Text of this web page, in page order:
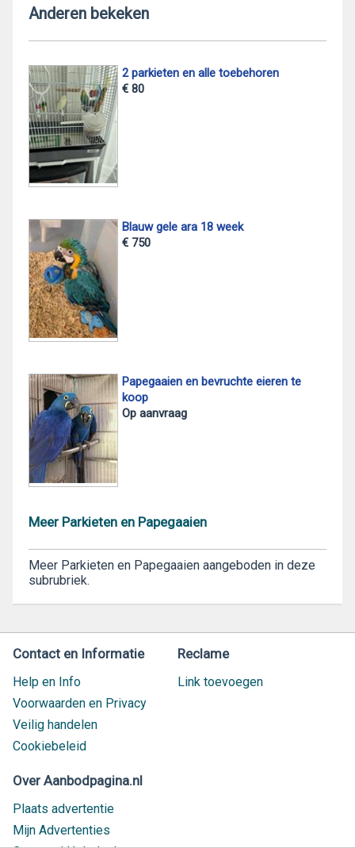
Anderen bekeken
2 parkieten en alle toebehoren
€ 80
Blauw gele ara 18 week
€ 750
Papegaaien en bevruchte eieren te
koop
Op aanvraag
Meer Parkieten en Papegaaien
Meer Parkieten en Papegaaien aangeboden in deze
subrubriek.
Contact en Informatie
Help en Info
Voorwaarden en Privacy
Veilig handelen
Cookiebeleid
Reclame
Link toevoegen
Over Aanbodpagina.nl
Plaats advertentie
Mijn Advertenties